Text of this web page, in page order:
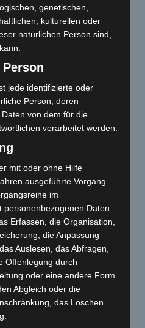
genetischen,
kulturellen oder
natürlichen Person sind,
jede identifizierte oder
Person, deren
von dem für die
verarbeitet werden.
mit oder ohne Hilfe
ausgeführte Vorgang
im
personenbezogenen Daten
Erfassen, die Organisation,
die Anpassung
Auslesen, das Abfragen,
Offenlegung durch
oder eine andere Form
Abgleich oder die
das Löschen